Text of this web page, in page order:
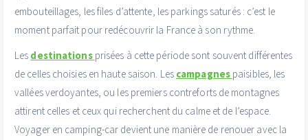
embouteillages, les files d’attente, les parkings saturés : c’est le
moment parfait pour redécouvrir la France à son rythme.
Les destinations prisées à cette période sont souvent différentes
de celles choisies en haute saison. Les campagnes paisibles, les
vallées verdoyantes, ou les premiers contreforts de montagnes
attirent celles et ceux qui recherchent du calme et de l’espace.
Voyager en camping-car devient une manière de renouer avec la